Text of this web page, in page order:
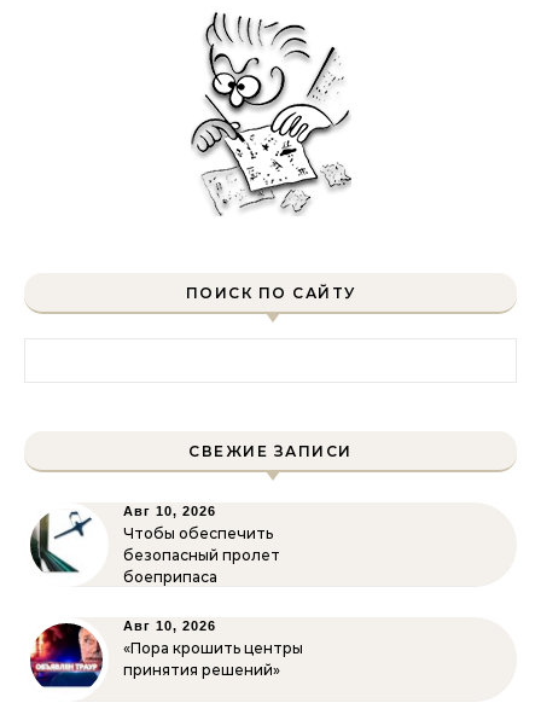
ПОИСК ПО САЙТУ
СВЕЖИЕ ЗАПИСИ
Авг 10, 2026
Чтобы обеспечить
безопасный пролет
боеприпаса
Авг 10, 2026
«Пора крошить центры
принятия решений»